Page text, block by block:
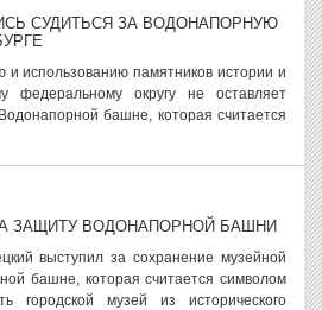
СУДИТЬСЯ ЗА ВОДОНАПОРНУЮ
и использованию памятников истории и
федеральному округу не оставляет
башне, которая считается
ЗАЩИТУ ВОДОНАПОРНОЙ БАШНИ
выступил за сохранение музейной
башне, которая считается символом
городской музей из исторического